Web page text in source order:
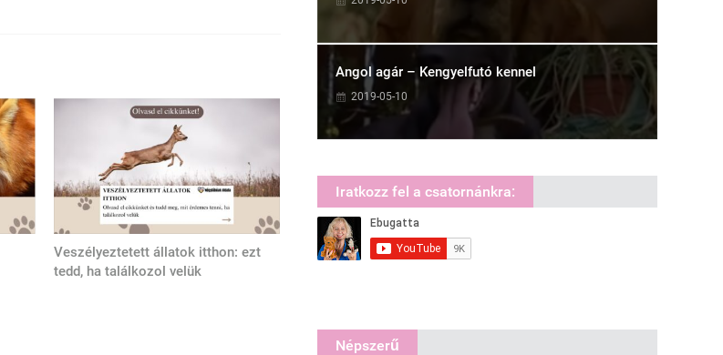
Veszélyeztetett állatok itthon: ezt
tedd, ha találkozol velük
Angol agár – Kengyelfutó kennel
2019-05-10
Iratkozz fel a csatornánkra:
Népszerű